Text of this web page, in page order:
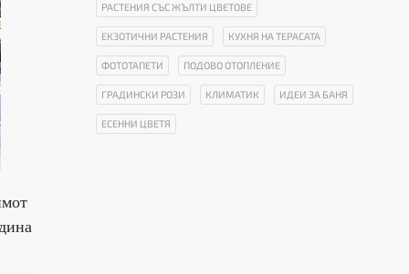
РАСТЕНИЯ СЪС ЖЪЛТИ ЦВЕТОВЕ
ЕКЗОТИЧНИ РАСТЕНИЯ КУХНЯ НА ТЕРАСАТА
ФОТОТАПЕТИ ПОДОВО ОТОПЛЕНИЕ
ГРАДИНСКИ РОЗИ КЛИМАТИК ИДЕИ ЗА БАНЯ
ЕСЕННИ ЦВЕТЯ